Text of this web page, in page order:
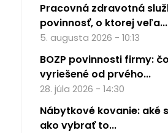
Pracovná zdravotná
povinnosť, o ktorej veľa...
5. augusta 2026 - 10:13
BOZP povinnosti firmy:
vyriešené od prvého...
28. júla 2026 - 14:30
Nábytkové kovanie: aké
ako vybrať to...